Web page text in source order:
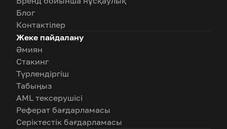
Блог
Контактілер
Жеке пайдалану
Әмиян
Стакинг
Түрлендіргіш
Табыңыз
AML тексерушісі
Реферат бағдарламасы
Серіктестік бағдарламасы